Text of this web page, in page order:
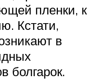
пленки, к
Кстати,
в
болгарок.